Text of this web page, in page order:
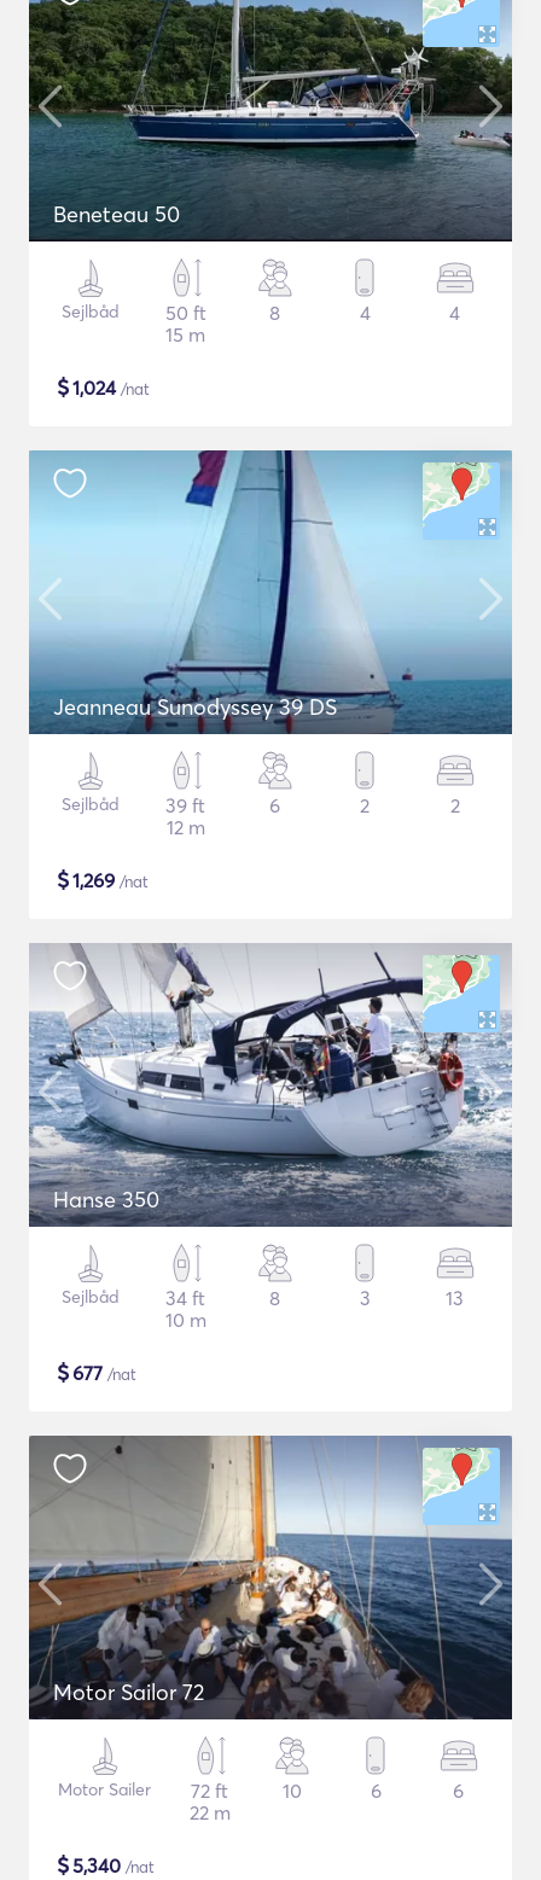
Beneteau 50
Sejlbåd
50 ft
15 m
8 4 4
$1,024/nat
Jeanneau Sunodyssey 39 DS
Sejlbåd
39 ft
12 m
6 2 2
$1,269 /nat
Hanse 350
Sejlbåd
34 ft
10 m
8 3 13
$677 /nat
Motor Sailor 72
Motor Sailer
72 ft
22 m
10 6 6
$5,340 /nat